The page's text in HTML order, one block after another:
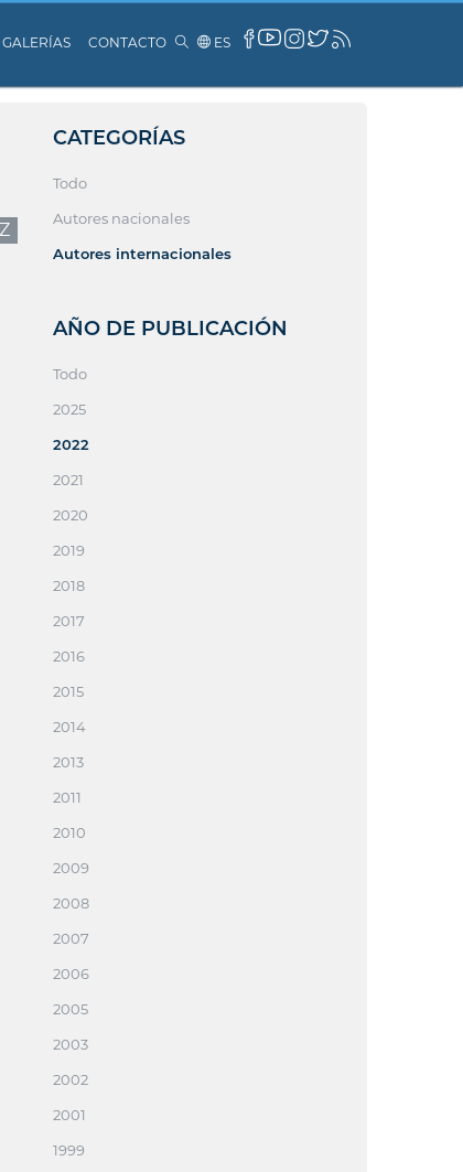
GALERÍAS CONTACTO ES
Z
CATEGORÍAS
Todo
Autores nacionales
Autores internacionales
AÑO DE PUBLICACIÓN
Todo
2025
2022
2021
2020
2019
2018
2017
2016
2015
2014
2013
2011
2010
2009
2008
2007
2006
2005
2003
2002
2001
1999